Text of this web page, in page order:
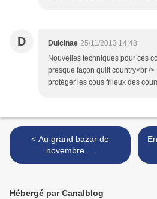
D Dulcinae 25/11/2013 14:48
Nouvelles techniques pour ces
presque façon quilt country<br />
protéger les cous frileux des
< Au grand bazar de
novembre....
Hébergé par Canalblog